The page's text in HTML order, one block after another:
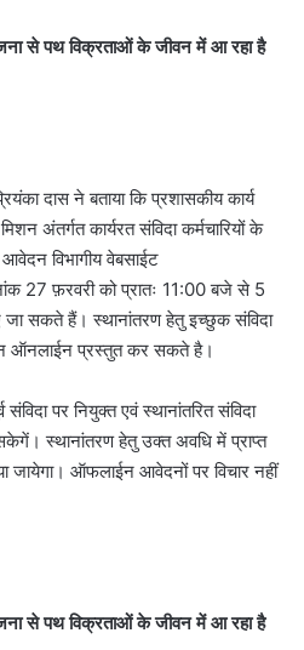
से पथ विक्रताओं के जीवन में आ रहा है
दास ने बताया कि प्रशासकीय कार्य
अंतर्गत कार्यरत संविदा कर्मचारियों के
विभागीय वेबसाईट
27 फ़रवरी को प्रातः 11:00 बजे से 5
सकते हैं। स्थानांतरण हेतु इच्छुक संविदा
ऑनलाईन प्रस्तुत कर सकते है।
संविदा पर नियुक्त एवं स्थानांतरित संविदा
स्थानांतरण हेतु उक्त अवधि में प्राप्त
जायेगा। ऑफलाईन आवेदनों पर विचार नहीं
से पथ विक्रताओं के जीवन में आ रहा है